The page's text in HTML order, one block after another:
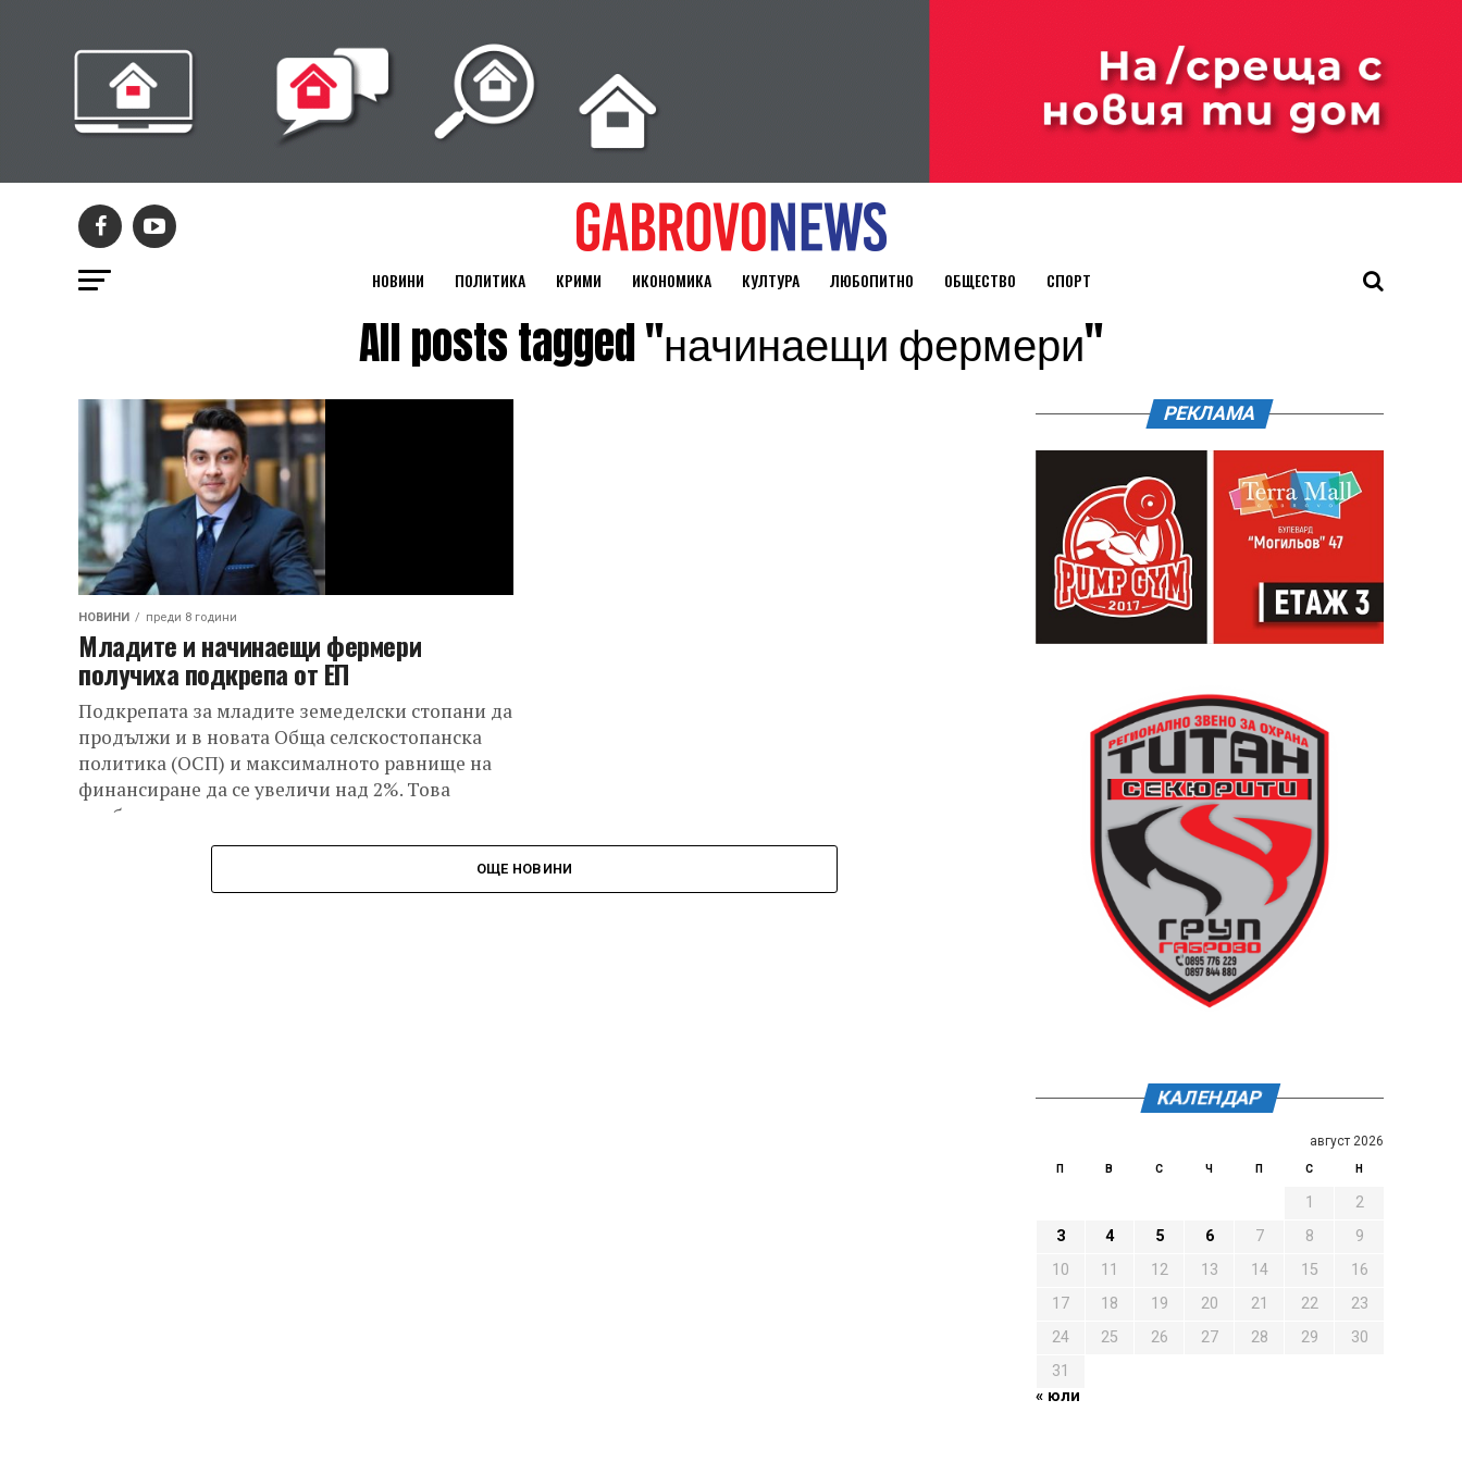
НОВИНИ ПОЛИТИКА КРИМИ ИКОНОМИКА КУЛТУРА ЛЮБОПИТНО ОБЩЕСТВО СПОРТ
All posts tagged "начинаещи фермери"
НОВИНИ преди 8 години
Младите и начинаещи фермери
получиха подкрепа от ЕП
Подкрепата за младите земеделски стопани да
продължи и в новата Обща селскостопанска
политика (ОСП) и максималното равнище на
финансиране да се увеличи над 2%. Това
одобриха...
ОЩЕ НОВИНИ
РЕКЛАМА
КАЛЕНДАР
август 2026
П В С Ч П С Н
1
2
3
4 5 6 7 8
9
10
11 12 13 14 15
16
17
18 19 20 21 22
23
24
25 26 27 28 29
30
31
« юли